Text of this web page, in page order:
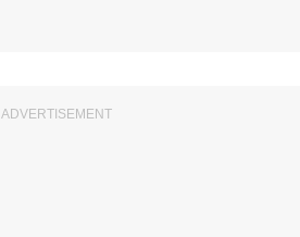
ADVERTISEMENT